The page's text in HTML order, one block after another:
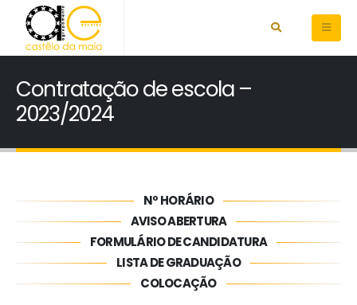
Contratação de escola –
2023/2024
Nº HORÁRIO
AVISO ABERTURA
FORMULÁRIO DE CANDIDATURA
LISTA DE GRADUAÇÃO
COLOCAÇÃO